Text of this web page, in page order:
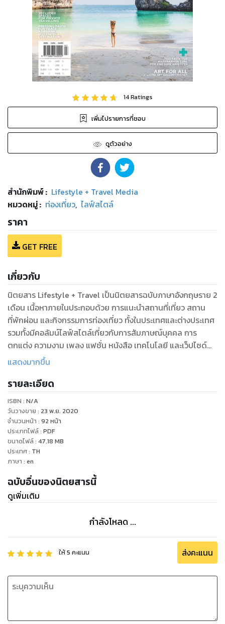
14Ratings
เพิ่มไปรายการที่ชอบ
ดูตัวอย่าง
สำนักพิมพ์: Lifestyle + Travel Media
หมวดหมู่: ท่องเที่ยว, ไลฟ์สไตล์
ราคา
GET FREE
เกี่ยวกับ
นิตยสาร Lifestyle + Travel เป็นนิตยสารฉบับภาษาอังกฤษราย 2
เดือน เนื้อหาภายในประกอบด้วย การแนะนำสถานที่เที่ยว สถาน
ที่พักผ่อน และกิจกรรมการท่องเที่ยว ทั้งในประเทศและต่างประเทศ
รวมทั้งมีคอลัมน์ไลฟ์สไตล์เกี่ยวกับการสัมภาษณ์บุคคล การ
ตกแต่ง ความงาม เพลง แฟชั่น หนังสือ เทคโนโลยี และเว็ปไซด์
ซึ่งแต่ละฉบับจะมี Theme Concept ที่แตกต่างกัน
แสดงมากขึ้น
รายละเอียด
ISBN : N/A
วันวางขาย : 23 พ.ย. 2020
จำนวนหน้า : 92 หน้า
ประเภทไฟล์: PDF
ขนาดไฟล์: 47.18 MB
ประเทศ: TH
ภาษา : en
ฉบับอื่นของนิตยสารนี้
ดูเพิ่มเติม
กำลังโหลด ...
ให้5 คะแนน ส่งคะแนน